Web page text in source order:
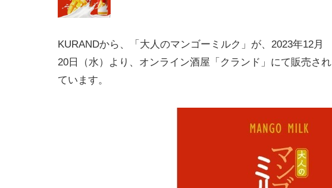
KURANDから、「大人のマンゴーミルク」が、2023年12月
20日（水）より、オンライン酒屋「クランド」にて販売され
ています。